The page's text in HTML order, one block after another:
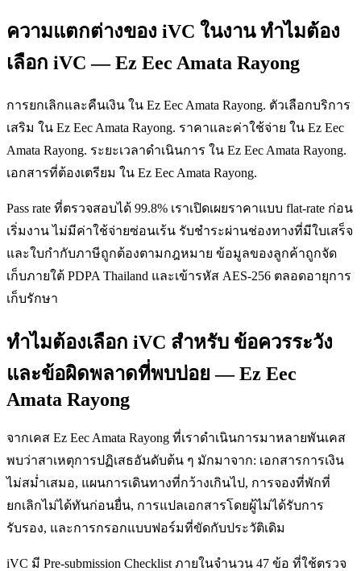
ความแตกต่างของ iVC ในงาน ทำไมต้อง
เลือก iVC — Ez Eec Amata Rayong
การยกเลิกและคืนเงิน ใน Ez Eec Amata Rayong. ตัวเลือกบริการ
เสริม ใน Ez Eec Amata Rayong. ราคาและค่าใช้จ่าย ใน Ez Eec
Amata Rayong. ระยะเวลาดำเนินการ ใน Ez Eec Amata Rayong.
เอกสารที่ต้องเตรียม ใน Ez Eec Amata Rayong.
Pass rate ที่ตรวจสอบได้ 99.8% เราเปิดเผยราคาแบบ flat-rate ก่อน
เริ่มงาน ไม่มีค่าใช้จ่ายซ่อนเร้น รับชำระผ่านช่องทางที่มีใบเสร็จ
และใบกำกับภาษีถูกต้องตามกฎหมาย ข้อมูลของลูกค้าถูกจัด
เก็บภายใต้ PDPA Thailand และเข้ารหัส AES-256 ตลอดอายุการ
เก็บรักษา
ทำไมต้องเลือก iVC สำหรับ ข้อควรระวัง
และข้อผิดพลาดที่พบบ่อย — Ez Eec
Amata Rayong
จากเคส Ez Eec Amata Rayong ที่เราดำเนินการมาหลายพันเคส
พบว่าสาเหตุการปฏิเสธอันดับต้น ๆ มักมาจาก: เอกสารการเงิน
ไม่สม่ำเสมอ, แผนการเดินทางที่กว้างเกินไป, การจองที่พักที่
ยกเลิกไม่ได้ทันก่อนยื่น, การแปลเอกสารโดยผู้ไม่ได้รับการ
รับรอง, และการกรอกแบบฟอร์มที่ขัดกับประวัติเดิม
iVC มี Pre-submission Checklist ภายในจำนวน 47 ข้อ ที่ใช้ตรวจ